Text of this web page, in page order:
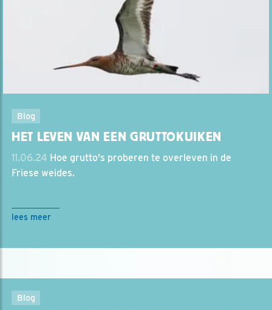
Blog
HET LEVEN VAN EEN GRUTTOKUIKEN
11.06.24 Hoe grutto's proberen te overleven in de
Friese weides.
lees meer
Blog